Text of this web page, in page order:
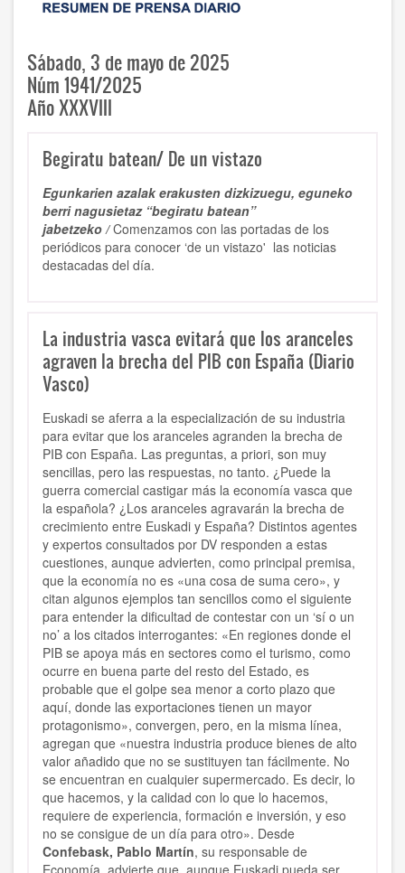
Sábado, 3 de mayo de 2025
Núm 1941/2025
Año XXXVIII
Begiratu batean/ De un vistazo
Egunkarien azalak erakusten dizkizuegu, eguneko
berri nagusietaz “begiratu batean”
jabetzeko /Comenzamos con las portadas de los
periódicos para conocer ‘de un vistazo' las noticias
destacadas del día.
La industria vasca evitará que los aranceles
agraven la brecha del PIB con España (Diario
Vasco)
Euskadi se aferra a la especialización de su industria
para evitar que los aranceles agranden la brecha de
PIB con España. Las preguntas, a priori, son muy
sencillas, pero las respuestas, no tanto. ¿Puede la
guerra comercial castigar más la economía vasca que
la española? ¿Los aranceles agravarán la brecha de
crecimiento entre Euskadi y España? Distintos agentes
y expertos consultados por DV responden a estas
cuestiones, aunque advierten, como principal premisa,
que la economía no es «una cosa de suma cero», y
citan algunos ejemplos tan sencillos como el siguiente
para entender la dificultad de contestar con un ‘sí o un
no’ a los citados interrogantes: «En regiones donde el
PIB se apoya más en sectores como el turismo, como
ocurre en buena parte del resto del Estado, es
probable que el golpe sea menor a corto plazo que
aquí, donde las exportaciones tienen un mayor
protagonismo», convergen, pero, en la misma línea,
agregan que «nuestra industria produce bienes de alto
valor añadido que no se sustituyen tan fácilmente. No
se encuentran en cualquier supermercado. Es decir, lo
que hacemos, y la calidad con lo que lo hacemos,
requiere de experiencia, formación e inversión, y eso
no se consigue de un día para otro». Desde
Confebask, Pablo Martín, su responsable de